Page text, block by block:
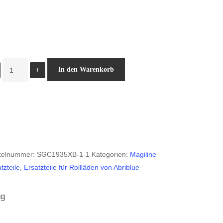
Hakenleiste
In den Warenkorb
SGC1935XB-1-1 Kategorien: Magiline
, Ersatzteile für Rollläden von Abriblue